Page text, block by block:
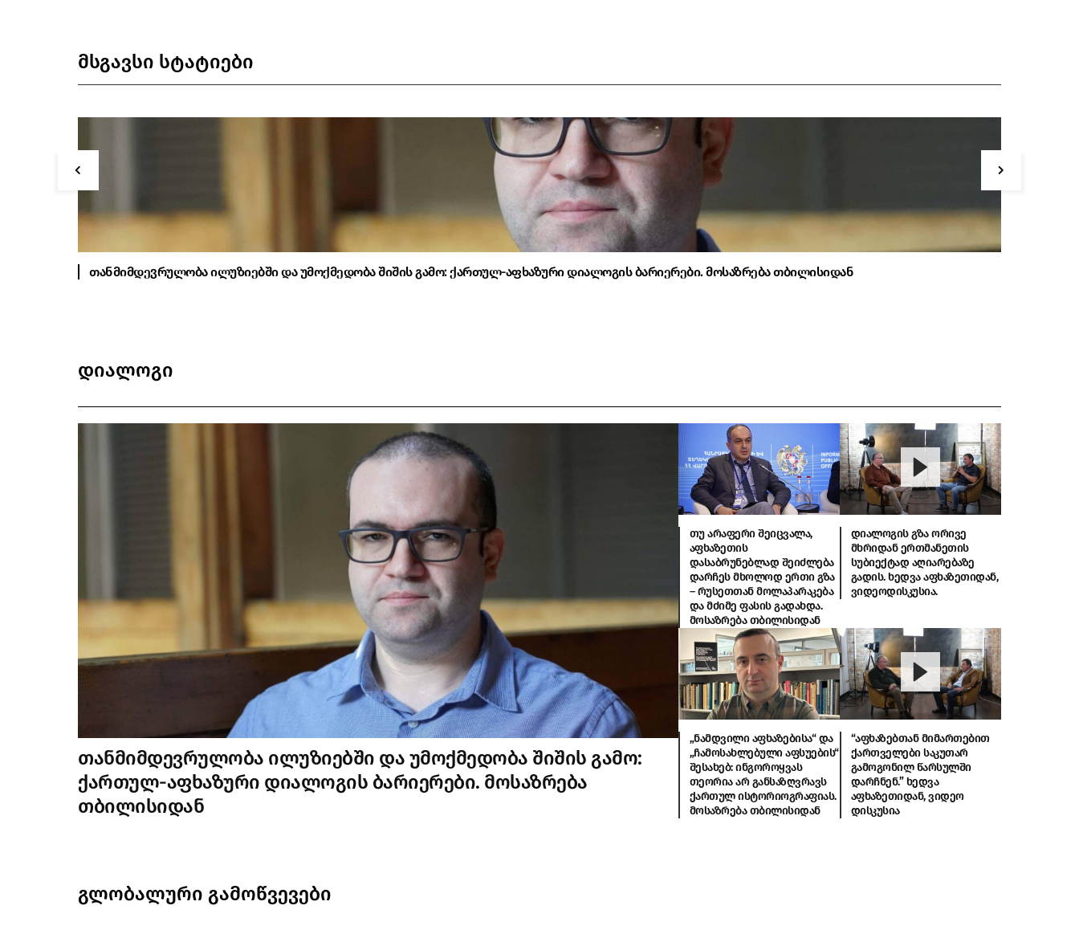
მსგავსი სტატიები
თანმიმდევრულობა ილუზიებში და უმოქმედობა შიშის გამო: ქართულ-აფხაზური დიალოგის ბარიერები. მოსაზრება თბილისიდან
დიალოგი
თანმიმდევრულობა ილუზიებში და უმოქმედობა შიშის გამო:
ქართულ-აფხაზური დიალოგის ბარიერები. მოსაზრება
თბილისიდან
თუ არაფერი შეიცვალა,
აფხაზეთის
დასაბრუნებლად შეიძლება
დარჩეს მხოლოდ ერთი გზა
– რუსეთთან მოლაპარაკება
და მძიმე ფასის გადახდა.
მოსაზრება თბილისიდან
დიალოგის გზა ორივე
მხრიდან ერთმანეთის
სუბიექტად აღიარებაზე
გადის. ხედვა აფხაზეთიდან,
ვიდეოდისკუსია.
„ნამდვილი აფხაზებისა“ და
„ჩამოსახლებული აფსუების“
შესახებ: ინგოროყვას
თეორია არ განსაზღვრავს
ქართულ ისტორიოგრაფიას.
მოსაზრება თბილისიდან
“აფხაზებთან მიმართებით
ქართველები საკუთარ
გამოგონილ წარსულში
დარჩნენ.” ხედვა
აფხაზეთიდან, ვიდეო
დისკუსია
გლობალური გამოწვევები